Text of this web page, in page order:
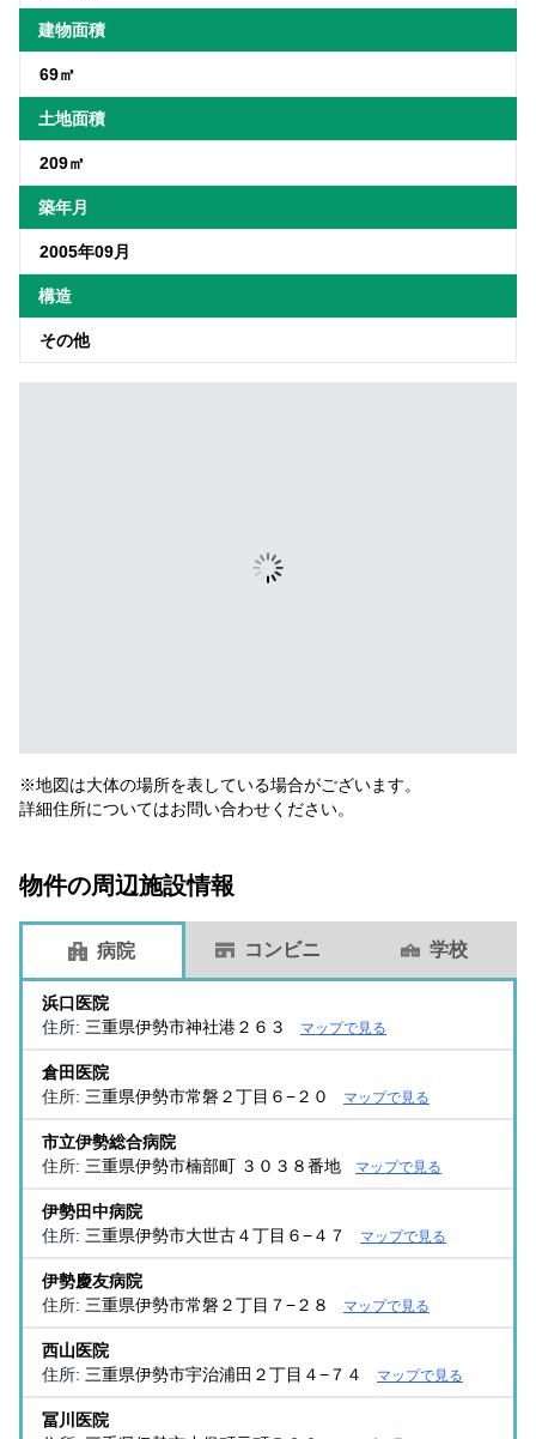
建物面積
69㎡
土地面積
209㎡
築年月
2005年09月
構造
その他
※地図は大体の場所を表している場合がございます。
詳細住所についてはお問い合わせください。
物件の周辺施設情報
病院 コンビニ 学校
浜口医院
住所: 三重県伊勢市神社港２６３ マップで見る
倉田医院
住所: 三重県伊勢市常磐２丁目６−２０ マップで見る
市立伊勢総合病院
住所: 三重県伊勢市楠部町 ３０３８番地 マップで見る
伊勢田中病院
住所: 三重県伊勢市大世古４丁目６−４７ マップで見る
伊勢慶友病院
住所: 三重県伊勢市常磐２丁目７−２８ マップで見る
西山医院
住所: 三重県伊勢市宇治浦田２丁目４−７４ マップで見る
冨川医院